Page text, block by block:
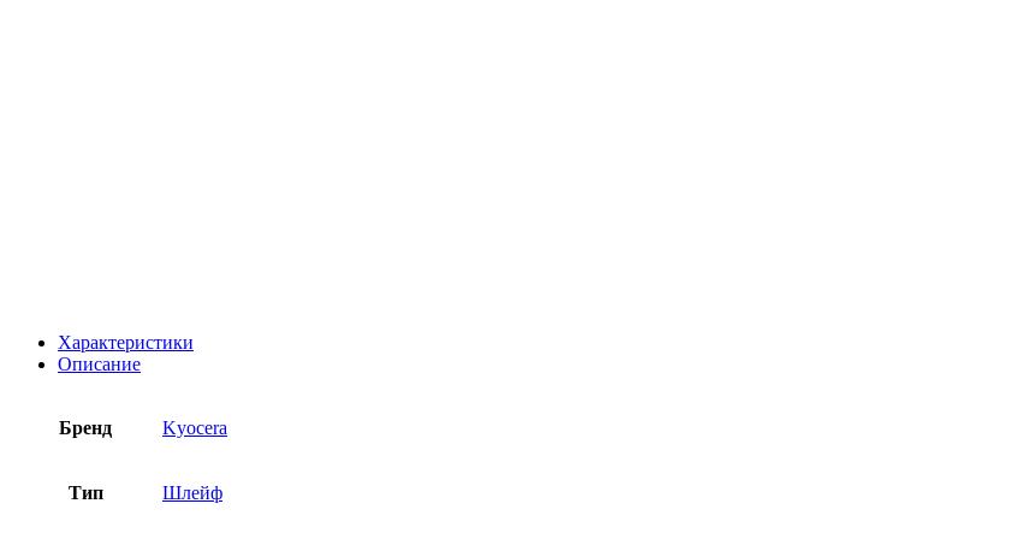
Характеристики
Описание
Бренд Kyocera
Тип Шлейф